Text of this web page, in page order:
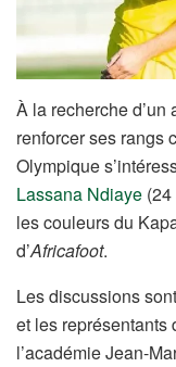
À la recherche
renforcer ses rangs
Olympique
Lassana Ndiaye
les couleurs du
d’Africafoot.
Les discussions
et les représentants
l’académie Jean-